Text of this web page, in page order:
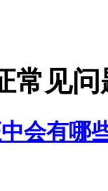
常见
会有哪